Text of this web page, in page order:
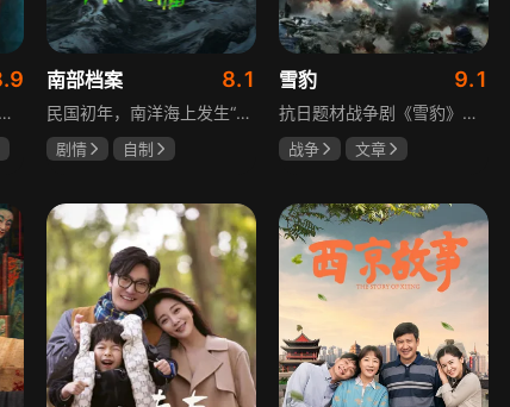
该剧讲述一次审讯意外，三大队刑警程兵入狱服刑，队友受牵连脱警、降职，曾经的警界精英三大队分崩离析。十年牢狱，程兵重获自由，失去一切，而案件的犯罪嫌疑人王大勇依旧在逃。穿一天警服，终身是正义，不甘化作执着，利刃再次出鞘，程兵和三大队的兄弟重新集结踏上追凶之路，在孤独漫长的旅途中配合警方千里追凶，也在这苦行僧一样的历程中重新找到人生的坐标和生命的意义。本片根据原载于“网易人间”作者深蓝的《请转告局长，三大队任务完成》改编。
南部档案 8.1
民国初年，南洋海上发生“水鬼望乡”离奇命案，张家外派调查神秘事务的南部档案馆坐办张海盐、张海虾二人搭档亲往调查，却意外卷入了一个用于猎杀海外张家人的绝命死局。张海虾以自己的死谋局求解，送张海盐上了“南安号”巨轮回厦城以图他能够有一线生机，但这趟波澜诡谲的航程似乎才刚刚起航，一手遮天的军阀大佬、单纯执着的少年账房、还有十年未见的至亲故人……张海盐独自面对着接踵而至的意外，而当他踏上厦城的那一刻，真正属于两个少年的命运才初初开始转动。
剧情
自制
雪豹 9.1
抗日题材战争剧《雪豹》讲述抗日女学生陈怡是一个在革命道路上逐渐成长起来的优秀青年。从慷慨激昂的热血学生，到成熟稳重的革命战士，甚至执行任务的时候还要扮演性格大胆奔放的交际花，打入到敌人内部获取情报。在做情报工作时，与搭档张楚扮假夫妻，多次身陷险境命悬一线。周卫国原本是一名玩世不恭的富家子弟，却不乏热血，抗战时为了保护初恋女友，举枪杀了一名日本人，由此改名换姓走上了革命道路，从国民党中央军校到德国军校，再到回国创建中国第一支特战部队，成为了一个真正的传奇英雄。
战争
文章